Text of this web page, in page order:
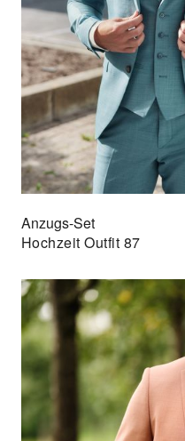
Anzugs-Set
Hochzeit Outfit 87